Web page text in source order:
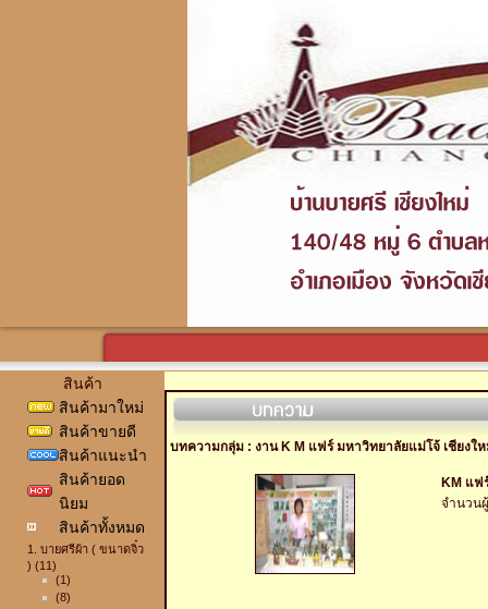
สินค้า
สินค้ามาใหม่
สินค้าขายดี
สินค้าแนะนำ
สินค้ายอด
นิยม
สินค้าทั้งหมด
1. บายศรีผ้า ( ขนาดจิ๋ว
) (11)
(1)
(8)
บทความกลุ่ม : งาน K M แฟร์ มหาวิทยาลัยแม่โจ้ เชียงใ
KM แฟ
จำนวน